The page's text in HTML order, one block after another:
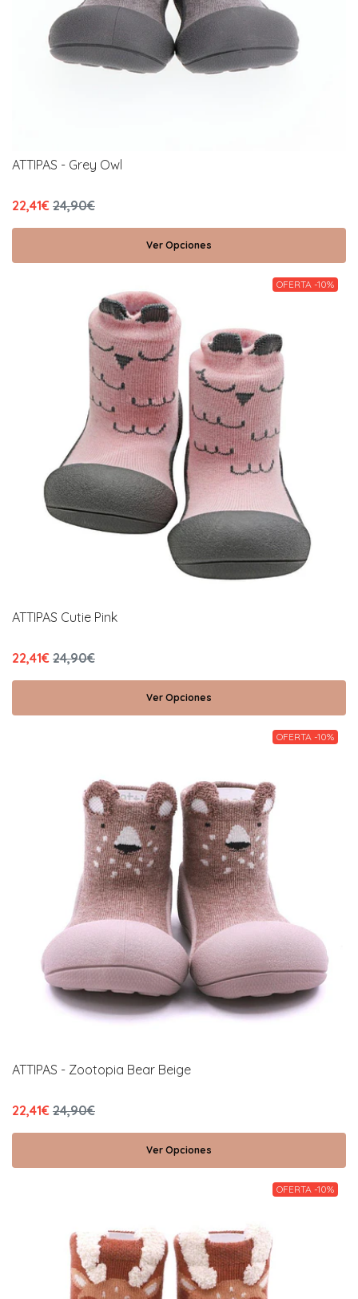
ATTIPAS - Grey Owl
22,41€ 24,90€
Ver Opciones
OFERTA -10%
ATTIPAS Cutie Pink
22,41€ 24,90€
Ver Opciones
OFERTA -10%
ATTIPAS - Zootopia Bear Beige
22,41€ 24,90€
Ver Opciones
OFERTA -10%